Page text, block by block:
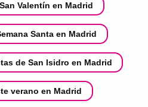
Valentín en Madrid
Santa en Madrid
de San Isidro en Madrid
verano en Madrid